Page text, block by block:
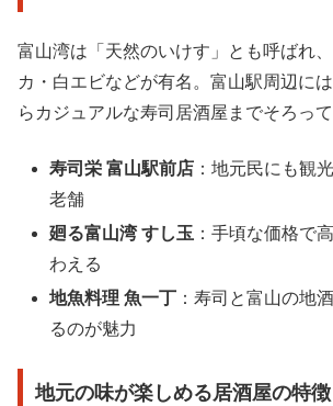
富山湾は「天然のいけす」とも呼ばれ
カ・白エビなどが有名。富山駅周辺に
らカジュアルな寿司居酒屋までそろって
寿司栄 富山駅前店 ：地元民にも観
老舗
廻る富山湾 すし玉 ：手頃な価格で
わえる
地魚料理 魚一丁 ：寿司と富山の地
るのが魅力
地元の味が楽しめる居酒屋の特徴